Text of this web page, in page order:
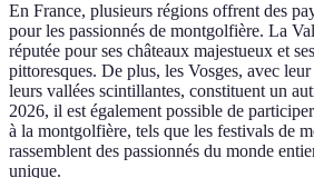
En France, plusieurs régions offrent des
pour les passionnés de montgolfière. La
réputée pour ses châteaux majestueux et
pittoresques. De plus, les Vosges, avec
leurs vallées scintillantes, constituent un
2026, il est également possible de
à la montgolfière, tels que les festivals de
rassemblent des passionnés du monde
unique.